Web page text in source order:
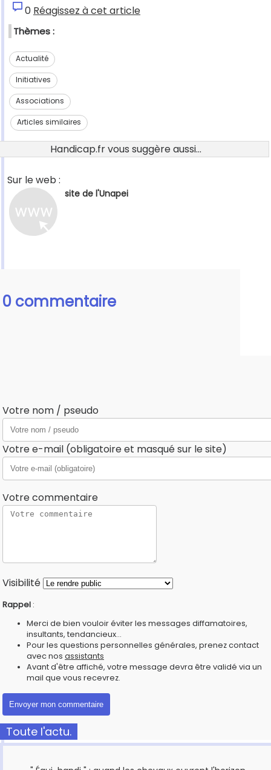
0 Réagissez à cet article
Thèmes :
Actualité
Initiatives
Associations
Articles similaires
Handicap.fr vous suggère aussi...
Sur le web :
site de l'Unapei
0 commentaire
Votre nom / pseudo
Votre e-mail (obligatoire et masqué sur le site)
Votre commentaire
Visibilité
Rappel :
Merci de bien vouloir éviter les messages diffamatoires,
insultants, tendancieux...
Pour les questions personnelles générales, prenez contact
avec nos assistants
Avant d'être affiché, votre message devra être validé via un
mail que vous recevrez.
Toute l'actu.